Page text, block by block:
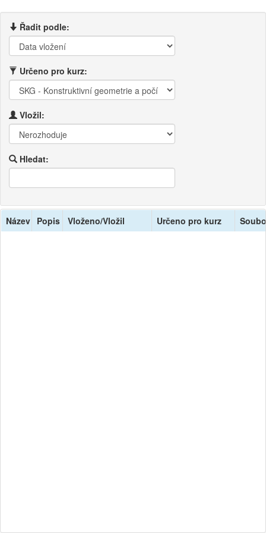
Řadit podle:
Určeno pro kurz:
Vložil:
Hledat:
Název Popis Vloženo/Vložil Určeno pro kurz